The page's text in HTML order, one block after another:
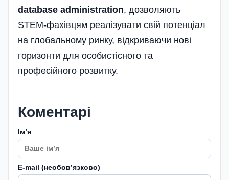
database administration, дозволяють
STEM-фахівцям реалізувати свій потенціал
на глобальному ринку, відкриваючи нові
горизонти для особистісного та
професійного розвитку.
Коментарі
Імʼя
E-mail (необовʼязково)